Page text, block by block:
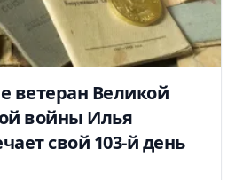
ветеран Великой
войны Илья
свой 103-й день